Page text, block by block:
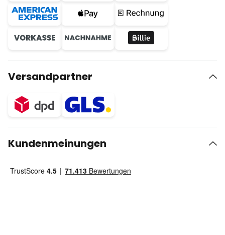
Versandpartner
Kundenmeinungen